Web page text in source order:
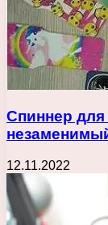
Спиннер для
12.11.2022